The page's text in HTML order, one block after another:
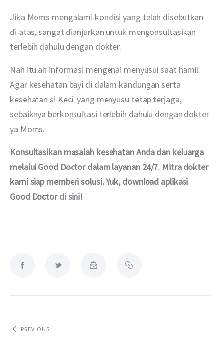
Jika Moms mengalami kondisi yang telah disebutkan
di atas, sangat dianjurkan untuk mengonsultasikan
terlebih dahulu dengan dokter.
Nah itulah informasi mengenai menyusui saat hamil.
Agar kesehatan bayi di dalam kandungan serta
kesehatan si Kecil yang menyusu tetap terjaga,
sebaiknya berkonsultasi terlebih dahulu dengan dokter
ya Moms.
Konsultasikan masalah kesehatan Anda dan keluarga
melalui Good Doctor dalam layanan 24/7. Mitra dokter
kami siap memberi solusi. Yuk, download aplikasi
Good Doctor di sini!
PREVIOUS